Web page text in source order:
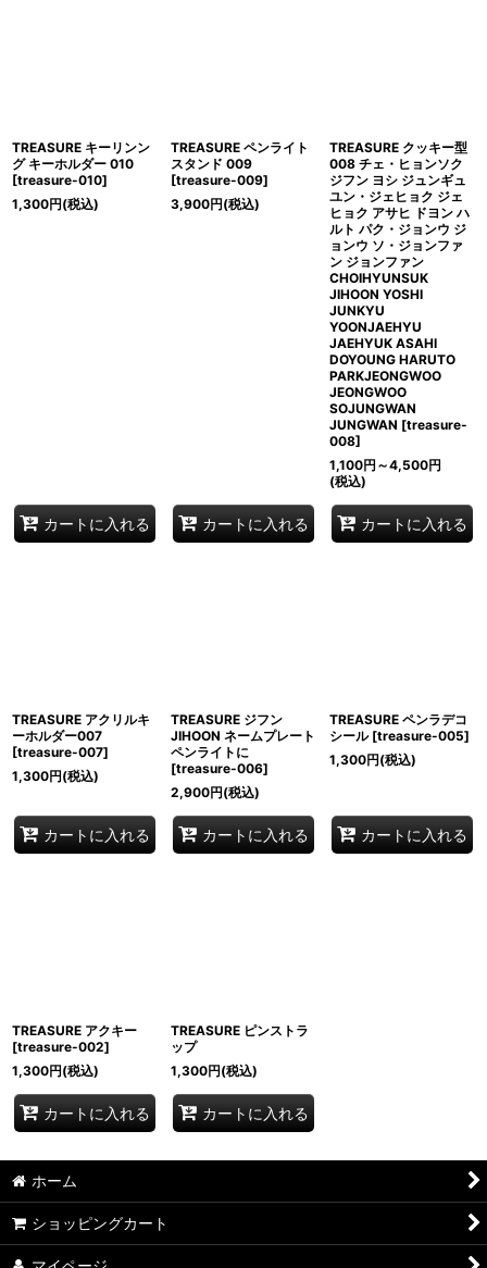
TREASURE キーリンン
グ キーホルダー 010
[treasure-010]
1,300円(税込)
カートに入れる
TREASURE ペンライト
スタンド 009
[treasure-009]
3,900円(税込)
カートに入れる
TREASURE クッキー型
008 チェ・ヒョンソク
ジフン ヨシ ジュンギュ
ユン・ジェヒョク ジェ
ヒョク アサヒ ドヨン ハ
ルト パク・ジョンウ ジ
ョンウ ソ・ジョンファ
ン ジョンファン
CHOIHYUNSUK
JIHOON YOSHI
JUNKYU
YOONJAEHYU
JAEHYUK ASAHI
DOYOUNG HARUTO
PARKJEONGWOO
JEONGWOO
SOJUNGWAN
JUNGWAN [treasure-
008]
1,100円 ～4,500円
(税込)
カートに入れる
TREASURE アクリルキ
ーホルダー007
[treasure-007]
1,300円(税込)
カートに入れる
TREASURE ジフン
JIHOON ネームプレート
ペンライトに
[treasure-006]
2,900円(税込)
カートに入れる
TREASURE ペンラデコ
シール [treasure-005]
1,300円(税込)
カートに入れる
TREASURE アクキー
[treasure-002]
1,300円(税込)
カートに入れる
TREASURE ピンストラ
ップ
1,300円(税込)
カートに入れる
ホーム
ショッピングカート